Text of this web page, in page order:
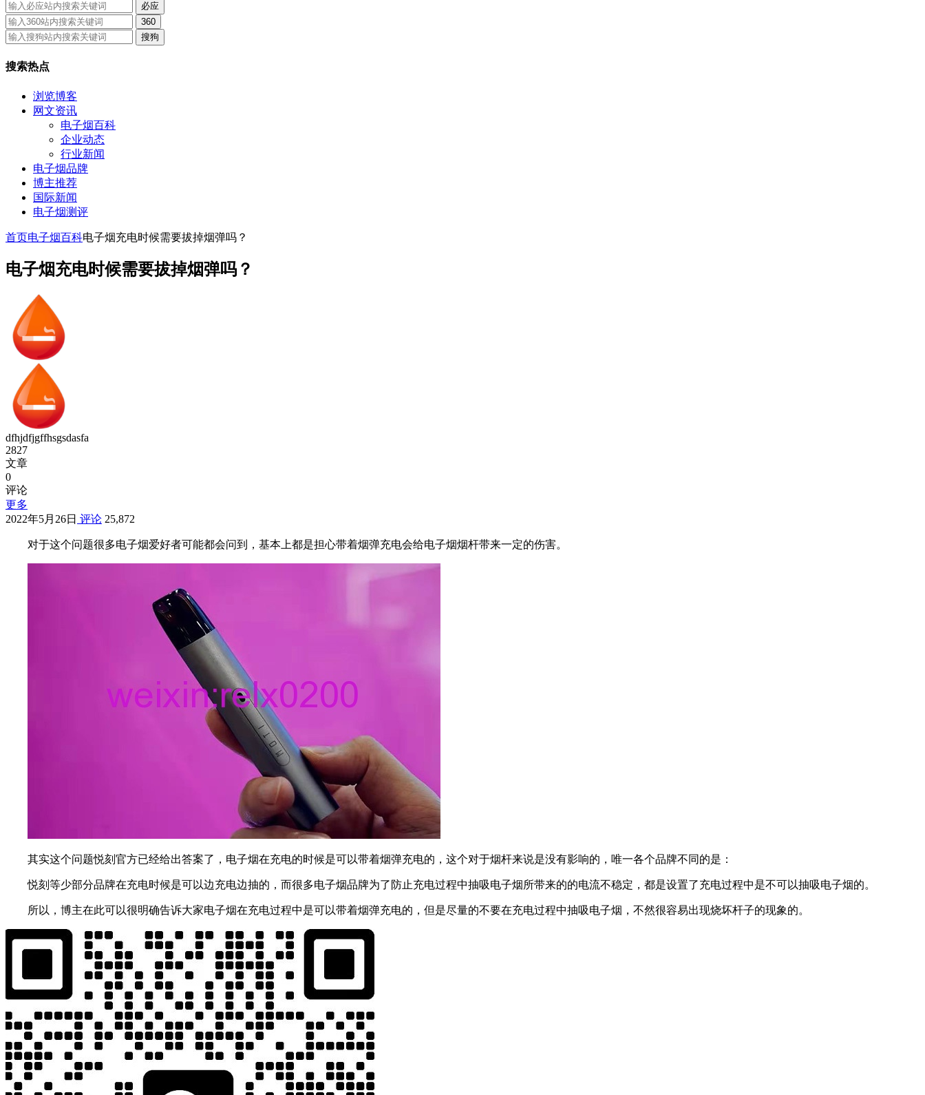
必应
360
搜狗
搜索热点
浏览博客
网文资讯
电子烟百科
企业动态
行业新闻
电子烟品牌
博主推荐
国际新闻
电子烟测评
首页电子烟百科电子烟充电时候需要拔掉烟弹吗？
电子烟充电时候需要拔掉烟弹吗？
dfhjdfjgffhsgsdasfa
2827
文章
0
评论
更多
2022年5月26日 评论 25,872
对于这个问题很多电子烟爱好者可能都会问到，基本上都是担心带着烟弹充电会给电子烟烟杆带来一定的伤害。
其实这个问题悦刻官方已经给出答案了，电子烟在充电的时候是可以带着烟弹充电的，这个对于烟杆来说是没有影响的，唯一各个品牌不同的是：
悦刻等少部分品牌在充电时候是可以边充电边抽的，而很多电子烟品牌为了防止充电过程中抽吸电子烟所带来的的电流不稳定，都是设置了充电过程中是不可以抽吸电子烟的。
所以，博主在此可以很明确告诉大家电子烟在充电过程中是可以带着烟弹充电的，但是尽量的不要在充电过程中抽吸电子烟，不然很容易出现烧坏杆子的现象的。